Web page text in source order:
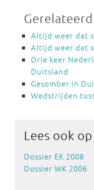
Gerelateerd
Altijd weer dat
Altijd weer dat
Drie keer
Duitsland
Gesomber in
Wedstrijden
Lees ook
Dossier EK 2008
Dossier WK 2006